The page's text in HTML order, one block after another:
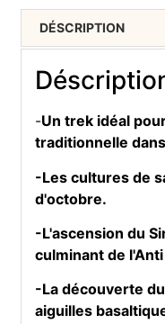
DÉSCRIPTION
-Un trek idéal
traditionnelle
-Les cultures de
d'octobre.
-L'ascension du
culminant de
-La découverte
aiguilles